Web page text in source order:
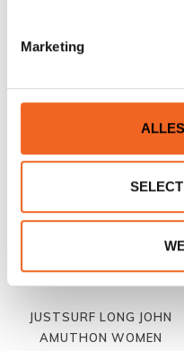
Marketing
€11,95
JUSTSURF LONG JOHN
AMUTHON WOMEN